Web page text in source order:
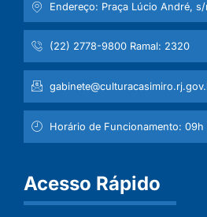
Endereço: Praça Lúcio André,
(22) 2778-9800 Ramal: 2320
Horário de Funcionamento: 09h
Acesso Rápido